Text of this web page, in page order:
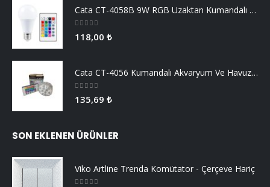
Cata CT-4058B 9W RGB Uzaktan Kumandalı Led Ampul Beyaz Işık
0 5 üzerinden
118,00 ₺
Cata CT-4056 Kumandalı Akvaryum Ve Havuz Aydınlatma
0 5 üzerinden
135,69 ₺
SON EKLENEN ÜRÜNLER
Viko Artline Trenda Komütator - Çerçeve Hariç